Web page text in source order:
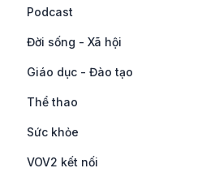
Podcast
Đời sống - Xã hội
Giáo dục - Đào tạo
Thể thao
Sức khỏe
VOV2 kết nối